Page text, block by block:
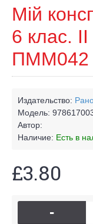
Мій
6 клас.
ПММ042
Издательство:
Модель:
Автор:
Наличие: Есть в
£3.80
-